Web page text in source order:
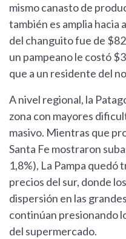
mismo canasto de
también es amplia hacia
del changuito fue de
un pampeano le costó
que a un residente del
A nivel regional, la
zona con mayores
masivo. Mientras que
Santa Fe mostraron
1,8%), La Pampa quedó
precios del sur, donde
dispersión en las
continúan presionando
del supermercado.